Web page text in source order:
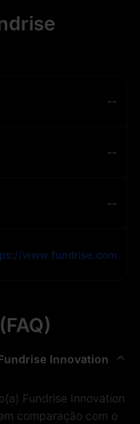
--
--
--
www.fundrise.com
Innovation
Fundrise Innovation
em comparação com o